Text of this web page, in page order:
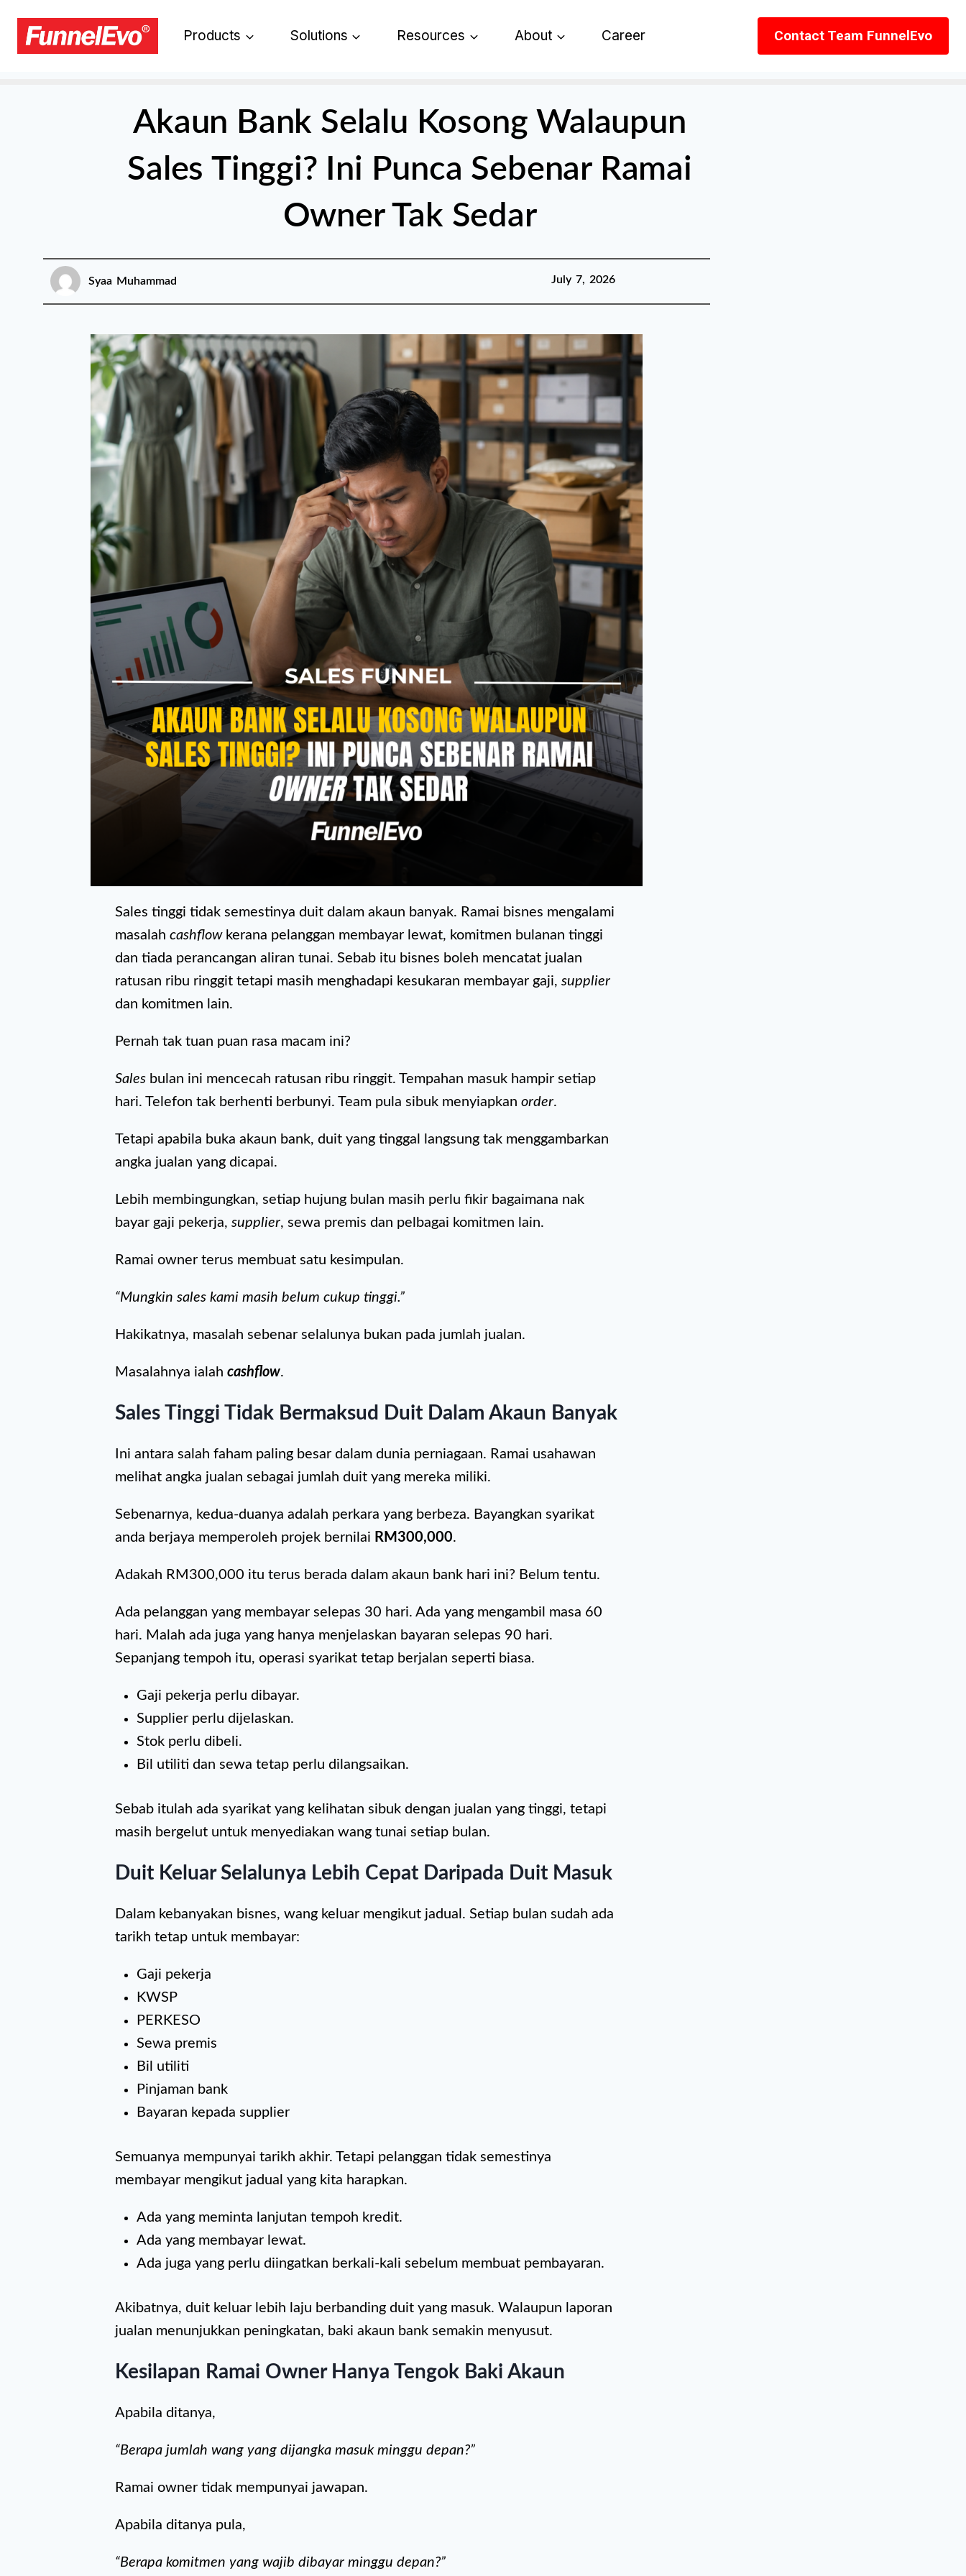
Products Solutions Resources About Career Contact Team FunnelEvo
Akaun Bank Selalu Kosong Walaupun
Sales Tinggi? Ini Punca Sebenar Ramai
Owner Tak Sedar
Syaa Muhammad July 7, 2026
Sales tinggi tidak semestinya duit dalam akaun banyak. Ramai bisnes mengalami
masalah cashflow kerana pelanggan membayar lewat, komitmen bulanan tinggi
dan tiada perancangan aliran tunai. Sebab itu bisnes boleh mencatat jualan
ratusan ribu ringgit tetapi masih menghadapi kesukaran membayar gaji, supplier
dan komitmen lain.
Pernah tak tuan puan rasa macam ini?
Sales bulan ini mencecah ratusan ribu ringgit. Tempahan masuk hampir setiap
hari. Telefon tak berhenti berbunyi. Team pula sibuk menyiapkan order.
Tetapi apabila buka akaun bank, duit yang tinggal langsung tak menggambarkan
angka jualan yang dicapai.
Lebih membingungkan, setiap hujung bulan masih perlu fikir bagaimana nak
bayar gaji pekerja, supplier, sewa premis dan pelbagai komitmen lain.
Ramai owner terus membuat satu kesimpulan.
“Mungkin sales kami masih belum cukup tinggi.”
Hakikatnya, masalah sebenar selalunya bukan pada jumlah jualan.
Masalahnya ialah cashflow.
Sales Tinggi Tidak Bermaksud Duit Dalam Akaun Banyak
Ini antara salah faham paling besar dalam dunia perniagaan. Ramai usahawan
melihat angka jualan sebagai jumlah duit yang mereka miliki.
Sebenarnya, kedua-duanya adalah perkara yang berbeza. Bayangkan syarikat
anda berjaya memperoleh projek bernilai RM300,000.
Adakah RM300,000 itu terus berada dalam akaun bank hari ini? Belum tentu.
Ada pelanggan yang membayar selepas 30 hari. Ada yang mengambil masa 60
hari. Malah ada juga yang hanya menjelaskan bayaran selepas 90 hari.
Sepanjang tempoh itu, operasi syarikat tetap berjalan seperti biasa.
Gaji pekerja perlu dibayar.
Supplier perlu dijelaskan.
Stok perlu dibeli.
Bil utiliti dan sewa tetap perlu dilangsaikan.
Sebab itulah ada syarikat yang kelihatan sibuk dengan jualan yang tinggi, tetapi
masih bergelut untuk menyediakan wang tunai setiap bulan.
Duit Keluar Selalunya Lebih Cepat Daripada Duit Masuk
Dalam kebanyakan bisnes, wang keluar mengikut jadual. Setiap bulan sudah ada
tarikh tetap untuk membayar:
Gaji pekerja
KWSP
PERKESO
Sewa premis
Bil utiliti
Pinjaman bank
Bayaran kepada supplier
Semuanya mempunyai tarikh akhir. Tetapi pelanggan tidak semestinya
membayar mengikut jadual yang kita harapkan.
Ada yang meminta lanjutan tempoh kredit.
Ada yang membayar lewat.
Ada juga yang perlu diingatkan berkali-kali sebelum membuat pembayaran.
Akibatnya, duit keluar lebih laju berbanding duit yang masuk. Walaupun laporan
jualan menunjukkan peningkatan, baki akaun bank semakin menyusut.
Kesilapan Ramai Owner Hanya Tengok Baki Akaun
Apabila ditanya,
“Berapa jumlah wang yang dijangka masuk minggu depan?”
Ramai owner tidak mempunyai jawapan.
Apabila ditanya pula,
“Berapa komitmen yang wajib dibayar minggu depan?”